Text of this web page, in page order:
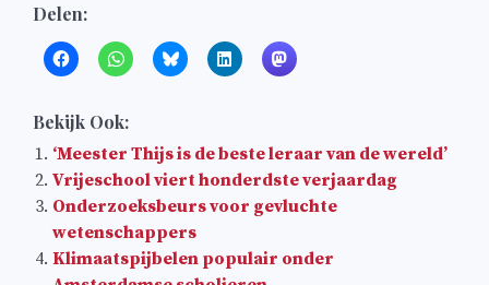
Delen:
Bekijk Ook:
‘Meester Thijs is de beste leraar van de wereld’
Vrijeschool viert honderdste verjaardag
Onderzoeksbeurs voor gevluchte
wetenschappers
Klimaatspijbelen populair onder